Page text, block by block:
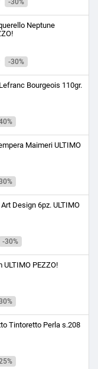
-30%
Neptune
-30%
Bourgeois 110gr.
Maimeri ULTIMO
Design 6pz. ULTIMO
-30%
PEZZO!
Tintoretto Perla s.208